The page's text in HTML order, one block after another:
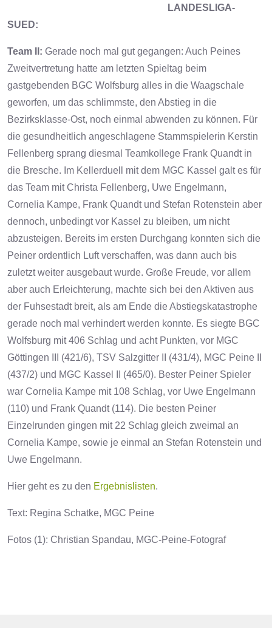
LANDESLIGA-
SUED:
Team II: Gerade noch mal gut gegangen: Auch Peines
Zweitvertretung hatte am letzten Spieltag beim
gastgebenden BGC Wolfsburg alles in die Waagschale
geworfen, um das schlimmste, den Abstieg in die
Bezirksklasse-Ost, noch einmal abwenden zu können. Für
die gesundheitlich angeschlagene Stammspielerin Kerstin
Fellenberg sprang diesmal Teamkollege Frank Quandt in
die Bresche. Im Kellerduell mit dem MGC Kassel galt es für
das Team mit Christa Fellenberg, Uwe Engelmann,
Cornelia Kampe, Frank Quandt und Stefan Rotenstein aber
dennoch, unbedingt vor Kassel zu bleiben, um nicht
abzusteigen. Bereits im ersten Durchgang konnten sich die
Peiner ordentlich Luft verschaffen, was dann auch bis
zuletzt weiter ausgebaut wurde. Große Freude, vor allem
aber auch Erleichterung, machte sich bei den Aktiven aus
der Fuhsestadt breit, als am Ende die Abstiegskatastrophe
gerade noch mal verhindert werden konnte. Es siegte BGC
Wolfsburg mit 406 Schlag und acht Punkten, vor MGC
Göttingen III (421/6), TSV Salzgitter II (431/4), MGC Peine II
(437/2) und MGC Kassel II (465/0). Bester Peiner Spieler
war Cornelia Kampe mit 108 Schlag, vor Uwe Engelmann
(110) und Frank Quandt (114). Die besten Peiner
Einzelrunden gingen mit 22 Schlag gleich zweimal an
Cornelia Kampe, sowie je einmal an Stefan Rotenstein und
Uwe Engelmann.
Hier geht es zu den Ergebnislisten.
Text: Regina Schatke, MGC Peine
Fotos (1): Christian Spandau, MGC-Peine-Fotograf